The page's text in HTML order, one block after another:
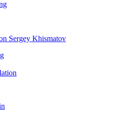
Sergey Khismatov